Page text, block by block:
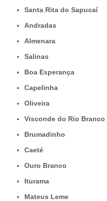
Santa Rita do Sapucaí
Andradas
Almenara
Salinas
Boa Esperança
Capelinha
Oliveira
Visconde do Rio Branco
Brumadinho
Caeté
Ouro Branco
Iturama
Mateus Leme